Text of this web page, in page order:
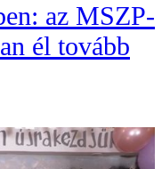
az MSZP-
él tovább